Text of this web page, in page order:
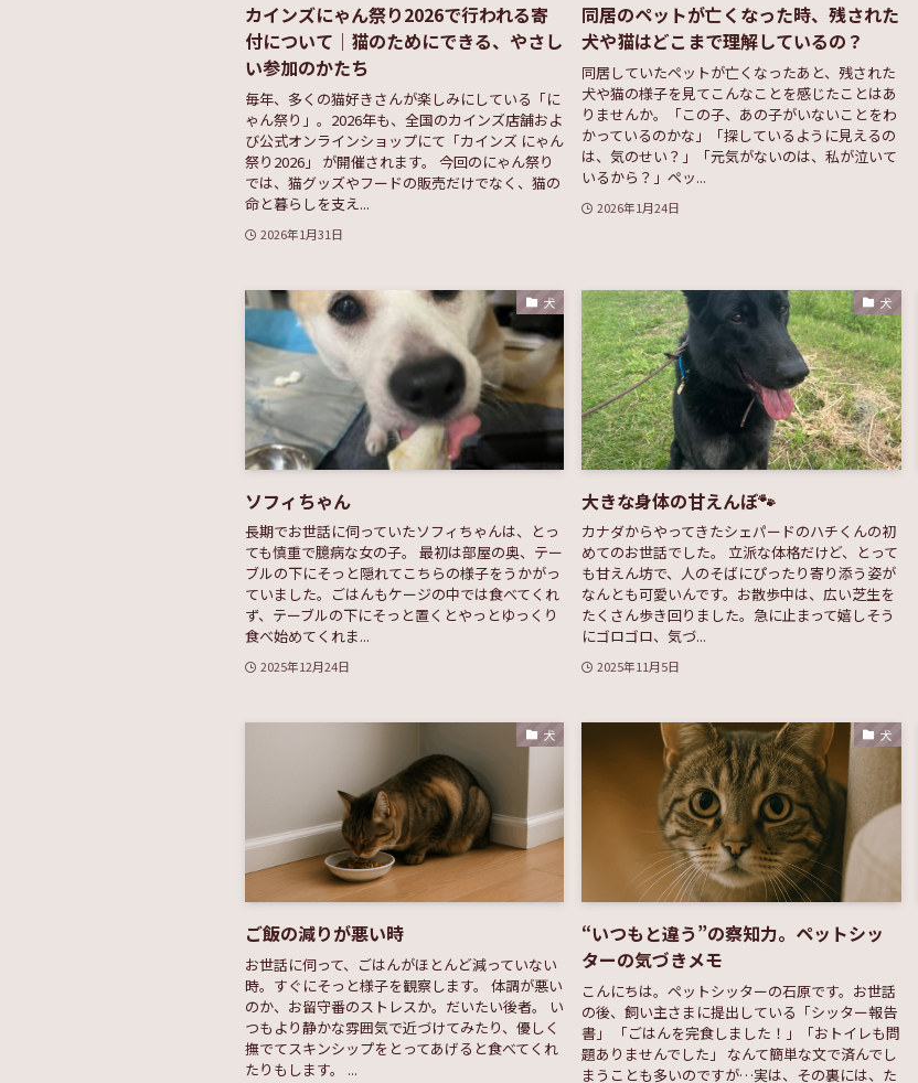
カインズにゃん祭り2026で行われる寄
付について｜猫のためにできる、やさし
い参加のかたち
毎年、多くの猫好きさんが楽しみにしている「に
ゃん祭り」。2026年も、全国のカインズ店舗およ
び公式オンラインショップにて「カインズ にゃん
祭り2026」 が開催されます。 今回のにゃん祭り
では、猫グッズやフードの販売だけでなく、猫の
命と暮らしを支え...
2026年1月31日
同居のペットが亡くなった時、残された
犬や猫はどこまで理解しているの？
同居していたペットが亡くなったあと、残された
犬や猫の様子を見てこんなことを感じたことはあ
りませんか。「この子、あの子がいないことをわ
かっているのかな」「探しているように見えるの
は、気のせい？」「元気がないのは、私が泣いて
いるから？」ペッ...
2026年1月24日
犬
ソフィちゃん
長期でお世話に伺っていたソフィちゃんは、とっ
ても慎重で臆病な女の子。 最初は部屋の奥、テー
ブルの下にそっと隠れてこちらの様子をうかがっ
ていました。ごはんもケージの中では食べてくれ
ず、テーブルの下にそっと置くとやっとゆっくり
食べ始めてくれま...
2025年12月24日
犬
大きな身体の甘えんぼ🐾
カナダからやってきたシェパードのハチくんの初
めてのお世話でした。 立派な体格だけど、とって
も甘えん坊で、人のそばにぴったり寄り添う姿が
なんとも可愛いんです。お散歩中は、広い芝生を
たくさん歩き回りました。急に止まって嬉しそう
にゴロゴロ、気づ...
2025年11月5日
犬
ご飯の減りが悪い時
お世話に伺って、ごはんがほとんど減っていない
時。すぐにそっと様子を観察します。 体調が悪い
のか、お留守番のストレスか。だいたい後者。 い
つもより静かな雰囲気で近づけてみたり、優しく
撫でてスキンシップをとってあげると食べてくれ
たりもします。 ...
犬
“いつもと違う”の察知力。ペットシッ
ターの気づきメモ
こんにちは。ペットシッターの石原です。お世話
の後、飼い主さまに提出している「シッター報告
書」 「ごはんを完食しました！」「おトイレも問
題ありませんでした」 なんて簡単な文で済んでし
まうことも多いのですが…実は、その裏には、た